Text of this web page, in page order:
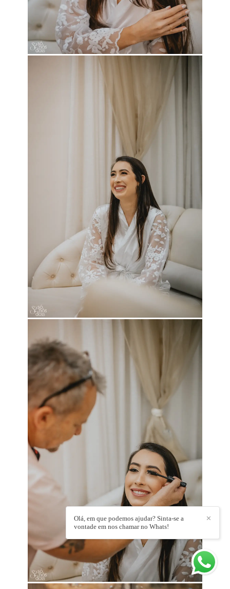
✕
Olá, em que podemos ajudar? Sinta-se a
vontade em nos chamar no Whats!